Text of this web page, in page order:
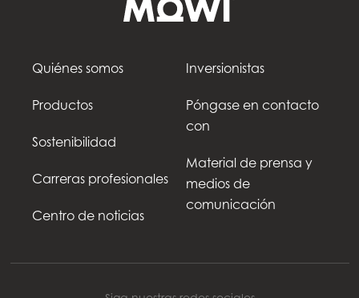
Quiénes somos
Productos
Sostenibilidad
Carreras profesionales
Centro de noticias
Inversionistas
Póngase en contacto
con
Material de prensa y
medios de
comunicación